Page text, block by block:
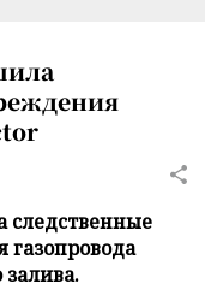
газопровода